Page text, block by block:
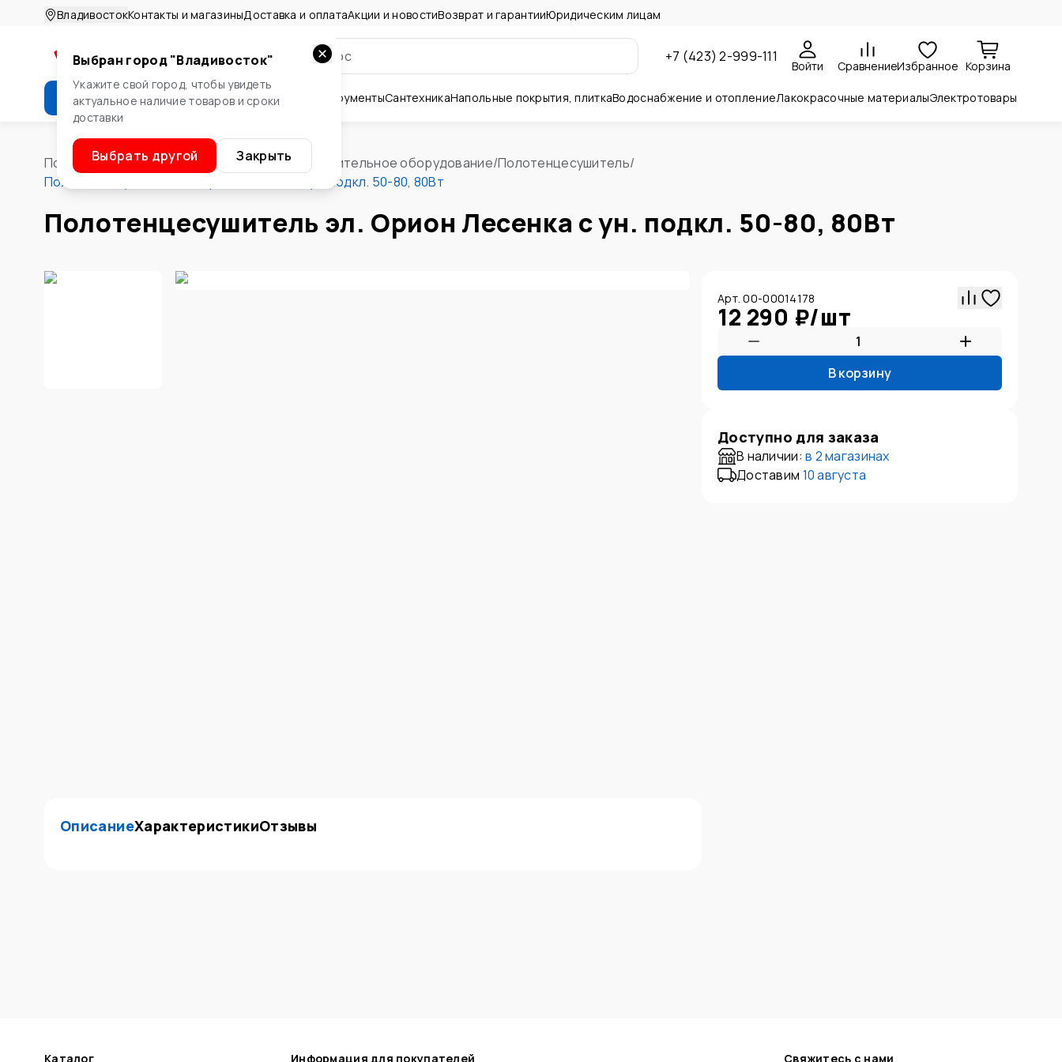
ВладивостокКонтакты и магазиныДоставка и оплатаАкции и новостиВозврат и гарантииЮридическим лицам
+7 (423) 2-999-111
Войти СравнениеИзбранное Корзина
Каталог Стройматериалы ИнструментыСантехникаНапольные покрытия, плиткаВодоснабжение и отоплениеЛакокрасочные материалыЭлектротовары
Выбран город "Владивосток"
Укажите свой город, чтобы увидеть
актуальное наличие товаров и сроки
доставки
Выбрать другой Закрыть
Помощник/Водоснабжение и отопление Отопительное оборудование/Полотенцесушитель/
Полотенцесушитель эл. Орион Лесенка с ун. подкл. 50-80, 80Вт
Полотенцесушитель эл. Орион Лесенка с ун. подкл. 50-80, 80Вт
ОписаниеХарактеристикиОтзывы
Арт. 00-00014178
12 290 ₽/шт
В корзину
Доступно для заказа
В наличии: в 2 магазинах
Доставим 10 августа
Каталог Информация для покупателей Свяжитесь с нами